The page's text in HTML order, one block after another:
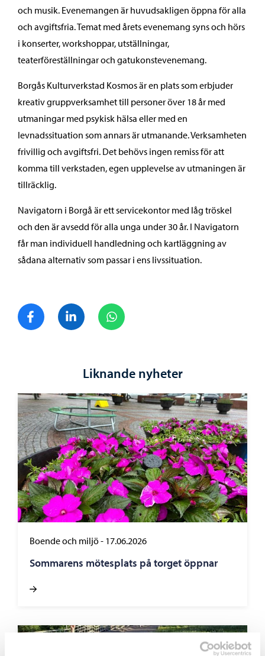
och musik. Evenemangen är huvudsakligen öppna för alla
och avgiftsfria. Temat med årets evenemang syns och hörs
i konserter, workshoppar, utställningar,
teaterföreställningar och gatukonstevenemang.
Borgås Kulturverkstad Kosmos är en plats som erbjuder
kreativ gruppverksamhet till personer över 18 år med
utmaningar med psykisk hälsa eller med en
levnadssituation som annars är utmanande. Verksamheten
frivillig och avgiftsfri. Det behövs ingen remiss för att
komma till verkstaden, egen upplevelse av utmaningen är
tillräcklig.
Navigatorn i Borgå är ett servicekontor med låg tröskel
och den är avsedd för alla unga under 30 år. I Navigatorn
får man individuell handledning och kartläggning av
sådana alternativ som passar i ens livssituation.
Dela på FacebookDela på LinkedIn
Liknande nyheter
Boende och miljö- 17.06.2026
Sommarens mötesplats på torget öppnar